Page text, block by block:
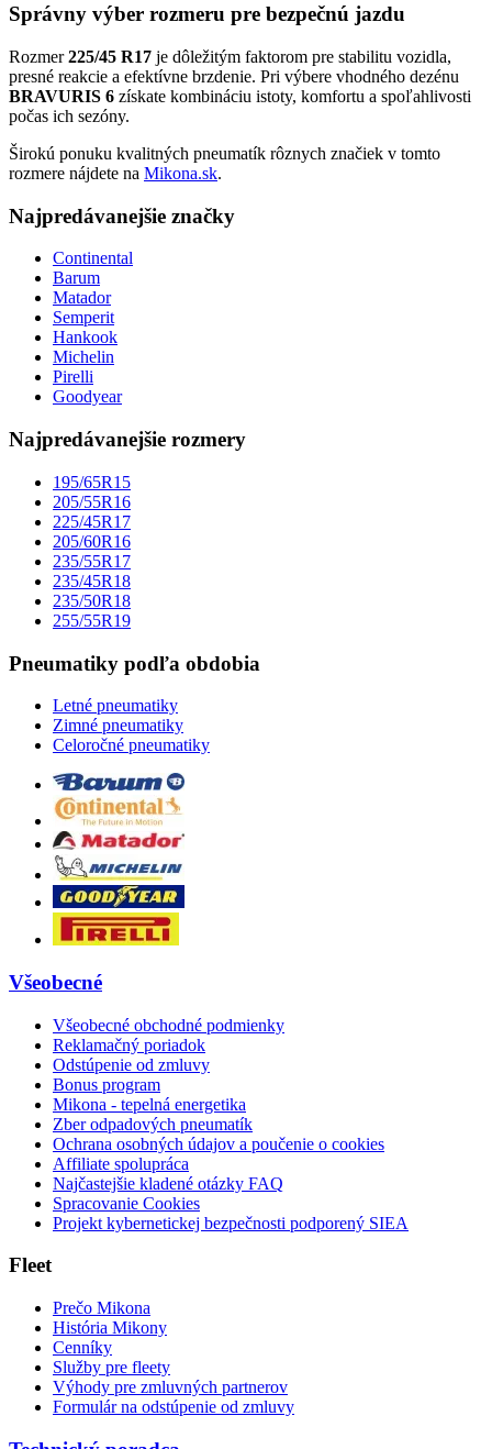
Správny výber rozmeru pre bezpečnú jazdu
Rozmer225/45 R17 je dôležitým faktorom pre stabilitu vozidla,
presné reakcie a efektívne brzdenie. Pri výbere vhodného dezénu
BRAVURIS 6 získate kombináciu istoty, komfortu a spoľahlivosti
počas ich sezóny.
Širokú ponuku kvalitných pneumatík rôznych značiek v tomto
rozmere nájdete na Mikona.sk.
Najpredávanejšie značky
Continental
Barum
Matador
Semperit
Hankook
Michelin
Pirelli
Goodyear
Najpredávanejšie rozmery
195/65R15
205/55R16
225/45R17
205/60R16
235/55R17
235/45R18
235/50R18
255/55R19
Pneumatiky podľa obdobia
Letné pneumatiky
Zimné pneumatiky
Celoročné pneumatiky
Všeobecné
Všeobecné obchodné podmienky
Reklamačný poriadok
Odstúpenie od zmluvy
Bonus program
Mikona - tepelná energetika
Zber odpadových pneumatík
Ochrana osobných údajov a poučenie o cookies
Affiliate spolupráca
Najčastejšie kladené otázky FAQ
Spracovanie Cookies
Projekt kybernetickej bezpečnosti podporený SIEA
Fleet
Prečo Mikona
História Mikony
Cenníky
Služby pre fleety
Výhody pre zmluvných partnerov
Formulár na odstúpenie od zmluvy